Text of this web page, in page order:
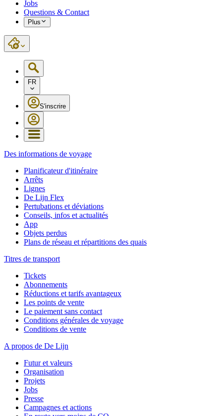
Jobs
Questions & Contact
Plus
FR
S'inscrire
Des informations de voyage
Planificateur d'itinéraire
Arrêts
Lignes
De Lijn Flex
Pertubations et déviations
Conseils, infos et actualités
App
Objets perdus
Plans de réseau et répartitions des quais
Titres de transport
Tickets
Abonnements
Réductions et tarifs avantageux
Les points de vente
Le paiement sans contact
Conditions générales de voyage
Conditions de vente
A propos de De Lijn
Futur et valeurs
Organisation
Projets
Jobs
Presse
Campagnes et actions